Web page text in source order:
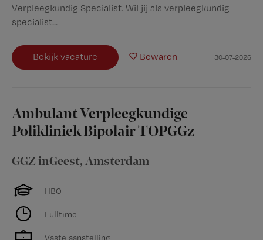
Verpleegkundig Specialist. Wil jij als verpleegkundig
specialist...
Bekijk vacature Bewaren 30-07-2026
Ambulant Verpleegkundige
Polikliniek Bipolair TOPGGz
GGZ inGeest, Amsterdam
HBO
Fulltime
Vaste aanstelling